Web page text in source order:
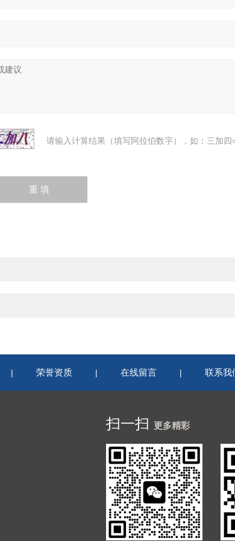
请输入计算结果（填写阿拉伯数字），如：三加四
| 荣誉资质 | 在线留言 | 联系我
扫一扫 更多精彩